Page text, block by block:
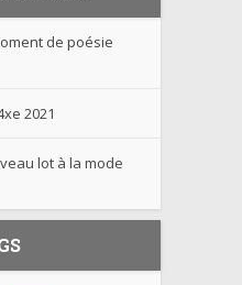
de poésie
2021
lot à la mode